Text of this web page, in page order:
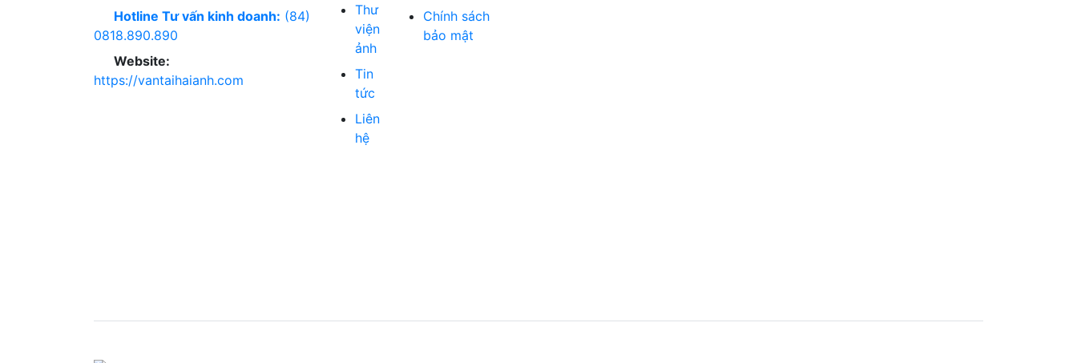
Hotline Tư vấn kinh doanh: (84)
0818.890.890
Website:
https://vantaihaianh.com
Thư
viện
ảnh
Tin
tức
Liên
hệ
Chính sách
bảo mật